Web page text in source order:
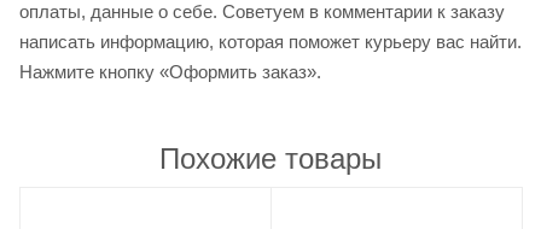
оплаты, данные о себе. Советуем в комментарии к заказу
написать информацию, которая поможет курьеру вас найти.
Нажмите кнопку «Оформить заказ».
Похожие товары